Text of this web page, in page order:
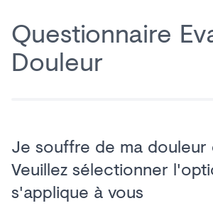
Questionnaire
Douleur
Je souffre de ma
Veuillez sélectionner
s'applique à vous